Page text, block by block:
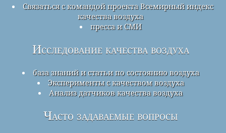
Связаться с командой проекта Всемирный индекс
качества воздуха
пресса и СМИ
Исследование качества воздуха
база знаний и статьи по состоянию воздуха
Эксперименты с качеством воздуха
Анализ датчиков качества воздуха
Часто задаваемые вопросы